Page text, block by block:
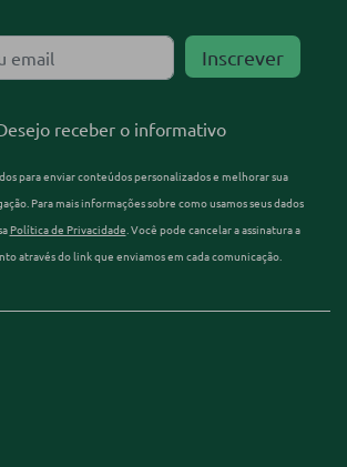
receber o informativo
para enviar conteúdos personalizados e melhorar sua
Para mais informações sobre como usamos seus dados
Política de Privacidade. Você pode cancelar a assinatura a
através do link que enviamos em cada comunicação.